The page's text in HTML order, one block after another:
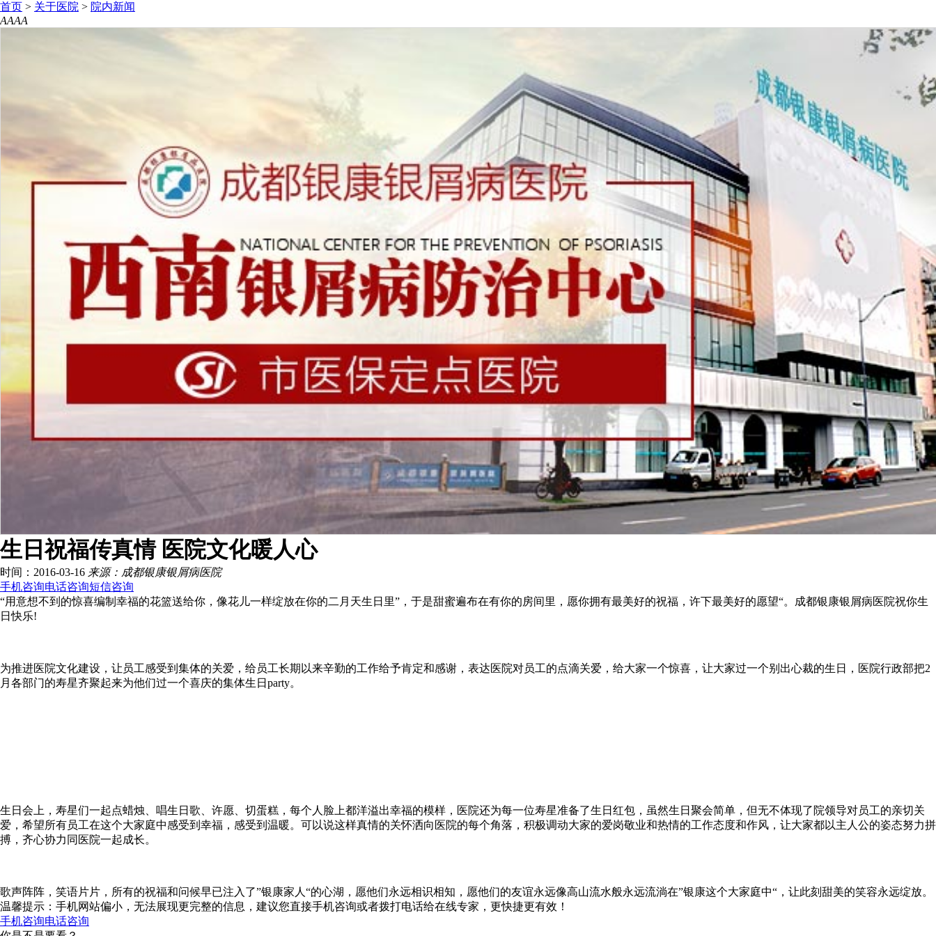
首页 > 关于医院 > 院内新闻
AAAA
生日祝福传真情 医院文化暖人心
时间：2016-03-16 来源：成都银康银屑病医院
手机咨询电话咨询短信咨询
“用意想不到的惊喜编制幸福的花篮送给你，像花儿一样绽放在你的二月天生日里”，于是甜蜜遍布在有你的房间里，愿你拥有最美好的祝福，许下最美好的愿望“。成都银康银屑病医院祝你生
日快乐!
为推进医院文化建设，让员工感受到集体的关爱，给员工长期以来辛勤的工作给予肯定和感谢，表达医院对员工的点滴关爱，给大家一个惊喜，让大家过一个别出心裁的生日，医院行政部把2
月各部门的寿星齐聚起来为他们过一个喜庆的集体生日party。
生日会上，寿星们一起点蜡烛、唱生日歌、许愿、切蛋糕，每个人脸上都洋溢出幸福的模样，医院还为每一位寿星准备了生日红包，虽然生日聚会简单，但无不体现了院领导对员工的亲切关
爱，希望所有员工在这个大家庭中感受到幸福，感受到温暖。可以说这样真情的关怀洒向医院的每个角落，积极调动大家的爱岗敬业和热情的工作态度和作风，让大家都以主人公的姿态努力拼
搏，齐心协力同医院一起成长。
歌声阵阵，笑语片片，所有的祝福和问候早已注入了”银康家人“的心湖，愿他们永远相识相知，愿他们的友谊永远像高山流水般永远流淌在”银康这个大家庭中“，让此刻甜美的笑容永远绽放。
温馨提示：手机网站偏小，无法展现更完整的信息，建议您直接手机咨询或者拨打电话给在线专家，更快捷更有效！
手机咨询电话咨询